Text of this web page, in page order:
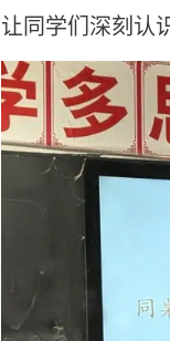
让同学们深刻认